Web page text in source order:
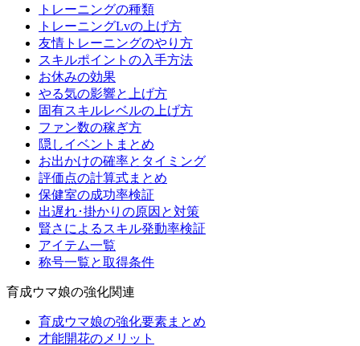
トレーニングの種類
トレーニングLvの上げ方
友情トレーニングのやり方
スキルポイントの入手方法
お休みの効果
やる気の影響と上げ方
固有スキルレベルの上げ方
ファン数の稼ぎ方
隠しイベントまとめ
お出かけの確率とタイミング
評価点の計算式まとめ
保健室の成功率検証
出遅れ･掛かりの原因と対策
賢さによるスキル発動率検証
アイテム一覧
称号一覧と取得条件
育成ウマ娘の強化関連
育成ウマ娘の強化要素まとめ
才能開花のメリット